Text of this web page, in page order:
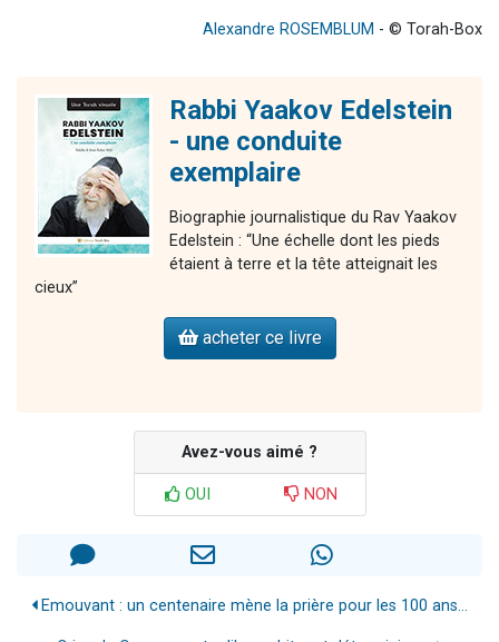
Alexandre ROSEMBLUM - © Torah-Box
Rabbi Yaakov Edelstein
- une conduite
exemplaire
Biographie journalistique du Rav Yaakov
Edelstein : “Une échelle dont les pieds
étaient à terre et la tête atteignait les
cieux”
acheter ce livre
Avez-vous aimé ?
OUI NON
Emouvant : un centenaire mène la prière pour les 100 ans...